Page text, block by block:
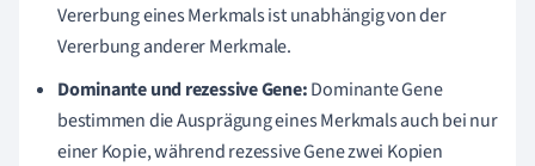
Vererbung eines Merkmals ist unabhängig von der
Vererbung anderer Merkmale.
Dominante und rezessive Gene:Dominante Gene
bestimmen die Ausprägung eines Merkmals auch bei nur
einer Kopie, während rezessive Gene zwei Kopien